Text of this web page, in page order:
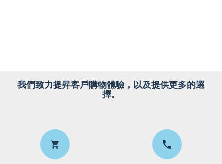
我們致力提昇客戶購物體驗，以及提供更多的選
擇。